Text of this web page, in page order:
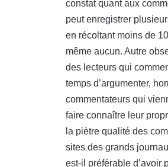
constat quant aux
peut enregistrer
en récoltant moins de
même aucun. Autre
des lecteurs qui
temps d’argumenter,
commentateurs qui
faire connaître leur
la piètre qualité des
sites des grands
est-il préférable d’avoir